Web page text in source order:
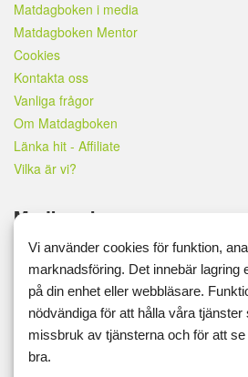
Matdagboken i media
Matdagboken Mentor
Cookies
Kontakta oss
Vanliga frågor
Om Matdagboken
Länka hit - Affiliate
Vilka är vi?
Medlemskap
Coachingprogrammet
Bli medlem här!
Verifieringsmejl
Glömt inloggning
Uppgradera till PLUS
Värva en vän
Vi använder cookies för funktion,
marknadsföring. Det innebär lagring
på din enhet eller webbläsare.
nödvändiga för att hålla våra
missbruk av tjänsterna och för att
bra.